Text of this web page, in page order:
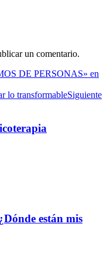
un comentario.
DE PERSONAS» en
lo transformableSiguiente
están mis